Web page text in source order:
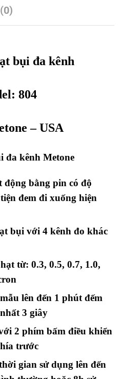
bụi đa kênh
804
– USA
đa kênh Metone
động bằng pin có độ
đem đi xuống hiện
bụi với 4 kênh đo khác
từ: 0.3, 0.5, 0.7, 1.0,
lên đến 1 phút đếm
3 giây
2 phím bấm điều khiển
trước
gian sử dụng lên đến